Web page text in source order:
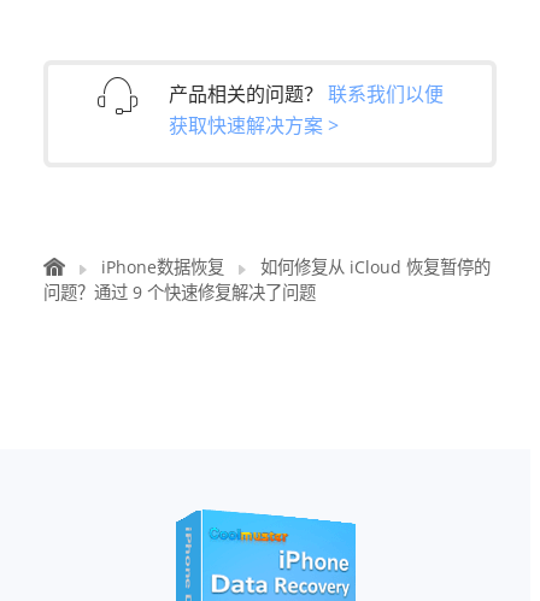
产品相关的问题？ 联系我们以便
获取快速解决方案 >
iPhone数据恢复
如何修复从 iCloud 恢复暂停的
问题？通过 9 个快速修复解决了问题